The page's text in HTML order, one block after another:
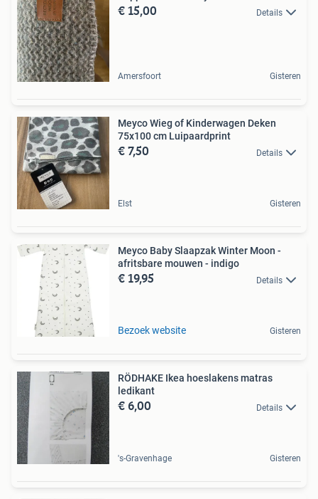
€ 15,00 Details
Amersfoort Gisteren
Meyco Wieg of Kinderwagen Deken
75x100 cm Luipaardprint
€ 7,50 Details
Elst Gisteren
Meyco Baby Slaapzak Winter Moon -
afritsbare mouwen - indigo
€ 19,95 Details
Bezoek website Gisteren
RÖDHAKE Ikea hoeslakens matras
ledikant
€ 6,00 Details
's-Gravenhage Gisteren